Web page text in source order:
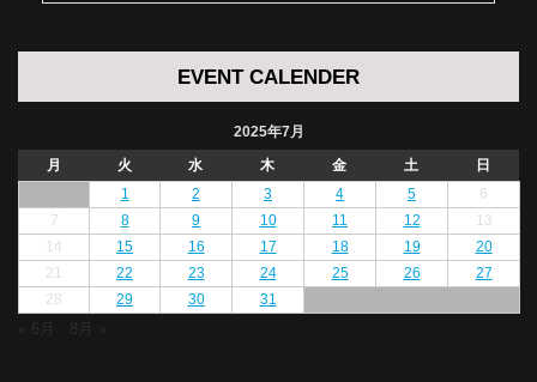
EVENT CALENDER
2025年7月
月
火 水 木 金 土
日
1
2 3 4 5
6
7
8 9 10 11 12
13
14
15 16 17 18 19
20
21
22 23 24 25 26
27
28
29 30 31
« 6月